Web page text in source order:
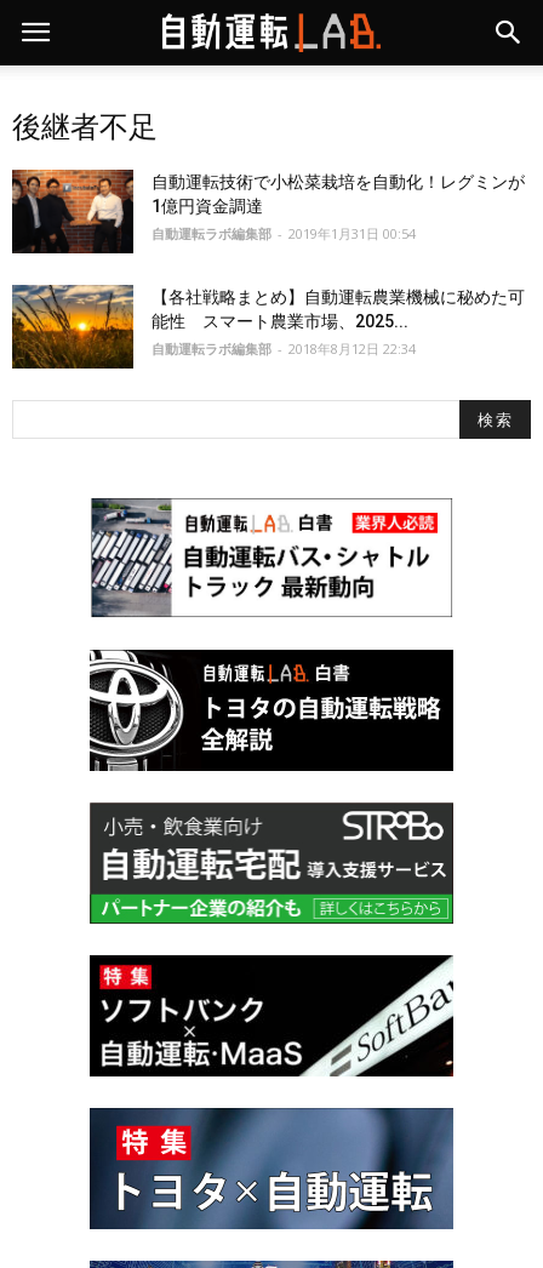
後継者不足
自動運転技術で小松菜栽培を自動化！レグミンが
1億円資金調達
自動運転ラボ編集部 - 2019年1月31日 00:54
【各社戦略まとめ】自動運転農業機械に秘めた可
能性 スマート農業市場、2025...
自動運転ラボ編集部 - 2018年8月12日 22:34